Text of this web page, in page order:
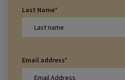
Last Name*
Email address*